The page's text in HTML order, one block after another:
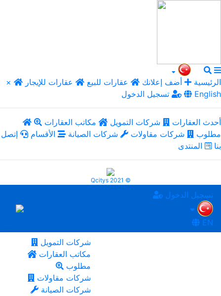
× الرئيسية أضف إعلانك عقارات للبيع
عقارات للإيجار
تسجيل الدخول
English
أحدث العقارات شركات التمويل
مكاتب العقارات
مطلوب
شركات مقاولات شركات الصيانة الأقسام
إتصل
بنا
المنتدى
Qcitys 2021 ©
تسجيل الدخول
EN
شركات التمويل
مكاتب العقارات
مطلوب
شركات مقاولات
شركات الصيانة